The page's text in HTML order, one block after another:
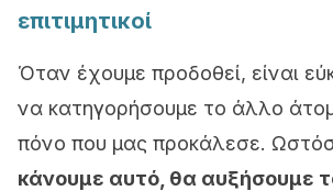
επιτιμητικοί
Όταν έχουμε προδοθεί, είναι
να κατηγορήσουμε το άλλο
πόνο που μας προκάλεσε.
κάνουμε αυτό, θα αυξήσουμε